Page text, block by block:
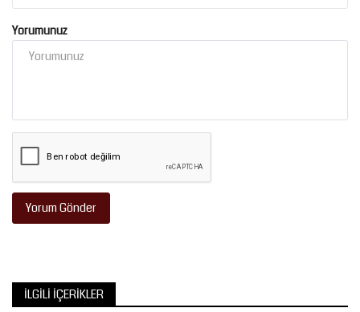
Yorumunuz
Yorum Gönder
İLGILI İÇERIKLER